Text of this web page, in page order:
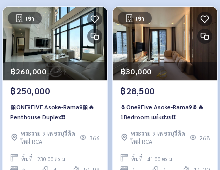
เช่า
฿260,000
฿250,000
🎀ONE9FIVE Asoke-Rama9🎀🔥
Penthouse Duplex❗️❗️
พระราม 9 เพชรบุรีตัด
ใหม่ RCA
366
พื้นที่ : 230.00 ตร.ม.
เช่า
฿30,000
฿28,500
🌷One9Five Asoke-Rama9🌷🔥
1Bedroom แต่งสวย❗️❗️
พระราม 9 เพชรบุรีตัด
ใหม่ RCA
268
พื้นที่ : 41.00 ตร.ม.